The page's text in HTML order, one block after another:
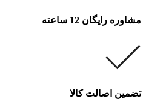
مشاوره رایگان 12 ساعته
تضمین اصالت کالا